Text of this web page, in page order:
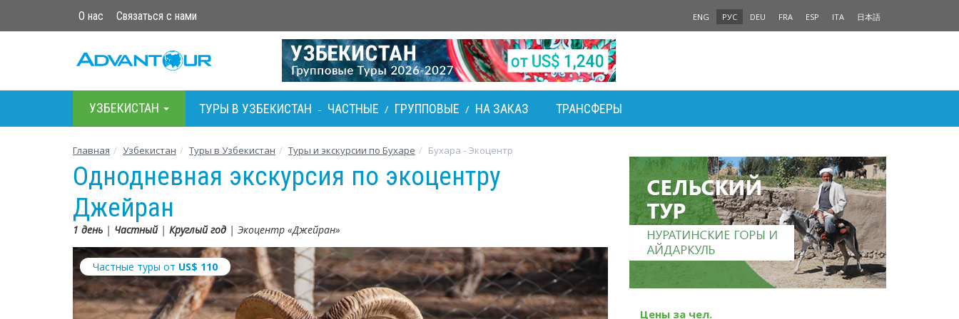
О нас Связаться с нами ENG РУС DEU FRA ESP ITA 日本語
УЗБЕКИСТАН ТУРЫ В УЗБЕКИСТАН - ЧАСТНЫЕ / ГРУППОВЫЕ / НА ЗАКАЗ ТРАНСФЕРЫ
Главная Узбекистан Туры в Узбекистан Туры и экскурсии по Бухаре Бухара - Экоцентр
Однодневная экскурсия по экоцентру
Джейран
1 день | Частный| Круглый год | Экоцентр «Джейран»
Частные туры от US$ 110
Цены за чел.